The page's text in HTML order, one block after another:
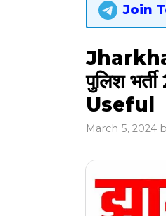
Join
पुलिश
Useful
March 5, 2024